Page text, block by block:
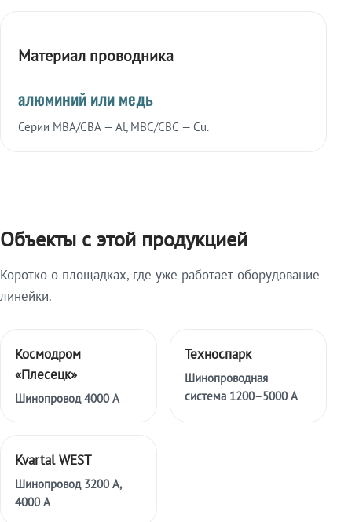
Материал проводника
алюминий или медь
Серии МВА/СВА — Al, МВС/СВС — Cu.
Объекты с этой продукцией
Коротко о площадках, где уже работает оборудование
линейки.
Космодром
«Плесецк»
Шинопровод 4000 А
Техноспарк
Шинопроводная
система 1200–5000 А
Kvartal WEST
Шинопровод 3200 А,
4000 А